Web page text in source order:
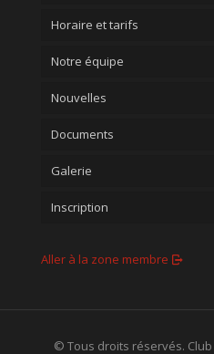
Horaire et tarifs
Notre équipe
Nouvelles
Documents
Galerie
Inscription
Aller à la zone membre
© Tous droits réservés.